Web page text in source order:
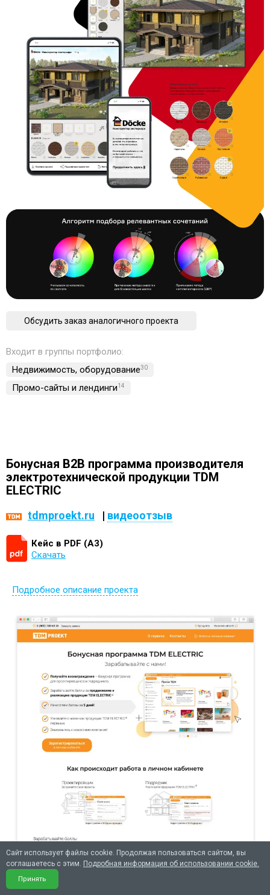
Обсудить заказ аналогичного проекта
Входит в группы портфолио:
Недвижимость, обoрудование30
Промо-сайты и лендинги14
Бонусная B2B программа производителя
электротехнической продукции TDM
ELECTRIC
tdmproekt.ru | видеоотзыв
Кейс в PDF (А3)
Скачать
Подробное описание проекта
Сайт использует файлы cookie. Продолжая пользоваться сайтом, вы
соглашаетесь с этим. Подробная информация об использовании cookie.
Принять